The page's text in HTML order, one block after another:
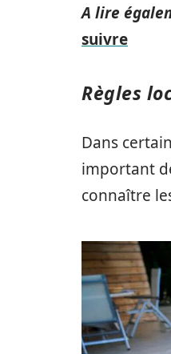
A lire
suivre
Règles
Dans
important
connaître